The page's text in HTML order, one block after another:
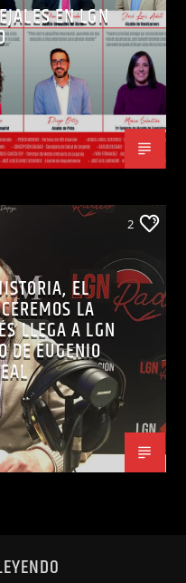
EN LGN
2
EL
LA
LLEGA A LGN
DE EUGENIO